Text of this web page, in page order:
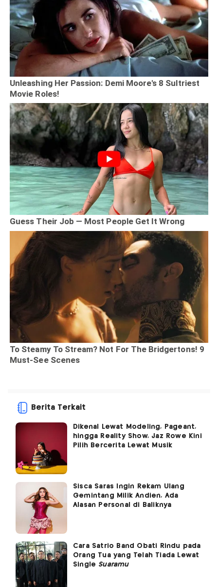
Berita Terkait
Dikenal Lewat Modeling, Pageant,
hingga Reality Show, Jaz Rowe Kini
Pilih Bercerita Lewat Musik
Sisca Saras Ingin Rekam Ulang
Gemintang Milik Andien, Ada
Alasan Personal di Baliknya
Cara Satrio Band Obati Rindu pada
Orang Tua yang Telah Tiada Lewat
Single Suaramu